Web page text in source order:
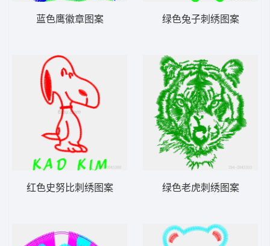
蓝色鹰徽章图案
红色史努比刺绣图案
绿色兔子刺绣图案
绿色老虎刺绣图案